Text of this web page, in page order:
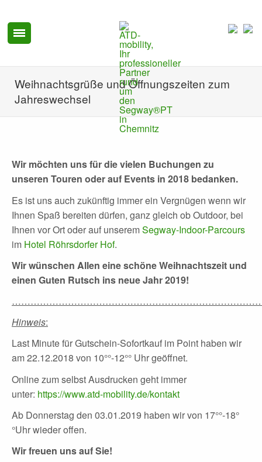
Weihnachtsgrüße und Öffnungszeiten zum
Jahreswechsel
Wir möchten uns für die vielen Buchungen zu
unseren Touren oder auf Events in 2018 bedanken.
Es ist uns auch zukünftig immer ein Vergnügen wenn wir
Ihnen Spaß bereiten dürfen, ganz gleich ob Outdoor, bei
Ihnen vor Ort oder auf unseremSegway-Indoor-Parcours
im Hotel Röhrsdorfer Hof.
Wir wünschen Allen eine schöne Weihnachtszeit und
einen Guten Rutsch ins neue Jahr 2019!
Hinweis:
Last Minute für Gutschein-Sofortkauf im Point haben wir
am 22.12.2018 von 10°°-12°° Uhr geöffnet.
Online zum selbst Ausdrucken geht immer
unter: https://www.atd-mobility.de/kontakt
Ab Donnerstag den 03.01.2019 haben wir von 17°°-18°
°Uhr wieder offen.
Wir freuen uns auf Sie!